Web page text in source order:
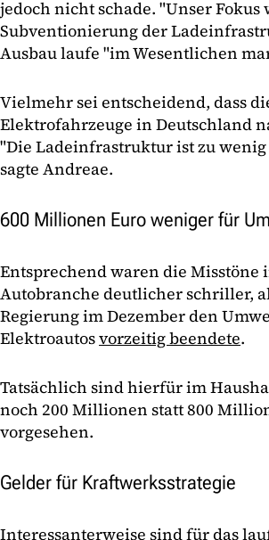
jedoch nicht schade. "Unser
Subventionierung der
Ausbau laufe "im Wesentlichen
Vielmehr sei entscheidend, dass
Elektrofahrzeuge in Deutschland
"Die Ladeinfrastruktur ist zu wenig
sagte Andreae.
600 Millionen Euro weniger für
Entsprechend waren die Misstöne
Autobranche deutlicher schriller,
Regierung im Dezember den
Elektroautosvorzeitig beendete.
Tatsächlich sind hierfür im
noch 200 Millionen statt 800
vorgesehen.
Gelder für Kraftwerksstrategie
Interessanterweise sind für das